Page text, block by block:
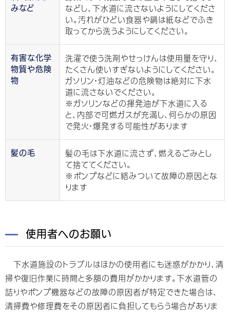
みなど
などし、下水道に流さないようにしてくださ
い。汚れがひどい食器や鍋は紙などでふき
取ってから洗うようにしてください。
有害な化学
物質や危険
物
洗濯で使う洗剤やせっけんは使用量を守り、
たくさん使いすぎないようにしてください。
ガソリン・灯油などの危険物は絶対に下水
道に流さないでください。
※ガソリンなどの揮発油が下水道に入る
と、内部で可燃ガスが充満し、何らかの原因
で発火・爆発する可能性があります
髪の毛
髪の毛は下水道に流さず、燃えるごみとし
て捨ててください。
※ポンプなどに絡みついて故障の原因とな
ります
使用者へのお願い
下水道施設のトラブルはほかの使用者にも迷惑がかかり、清
掃や復旧作業に時間と多額の費用がかかります。下水道管の
詰りやポンプ機器などの故障の原因者が特定できた場合は、
清掃費や修理費をその原因者に負担してもらう場合がありま